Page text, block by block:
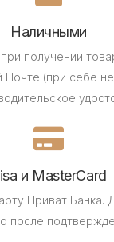
Наличными
получении
Почте (при себе
и MasterCard
Приват Банка.
после